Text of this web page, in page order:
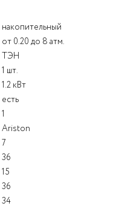
накопительный
от 0.20 до 8 атм.
ТЭН
1 шт.
1.2 кВт
есть
1
Ariston
7
36
15
36
34